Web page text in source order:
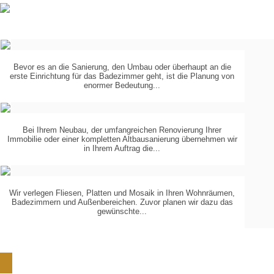
PLANUNGIN
Bevor es an die Sanierung, den Umbau oder überhaupt an die
erste Einrichtung für das Badezimmer geht, ist die Planung von
enormer Bedeutung...
KOORDINIERUNGDER
Bei Ihrem Neubau, der umfangreichen Renovierung Ihrer
Immobilie oder einer kompletten Altbausanierung übernehmen wir
in Ihrem Auftrag die...
VERLEGUNGVON...
Wir verlegen Fliesen, Platten und Mosaik in Ihren Wohnräumen,
Badezimmern und Außenbereichen. Zuvor planen wir dazu das
gewünschte...